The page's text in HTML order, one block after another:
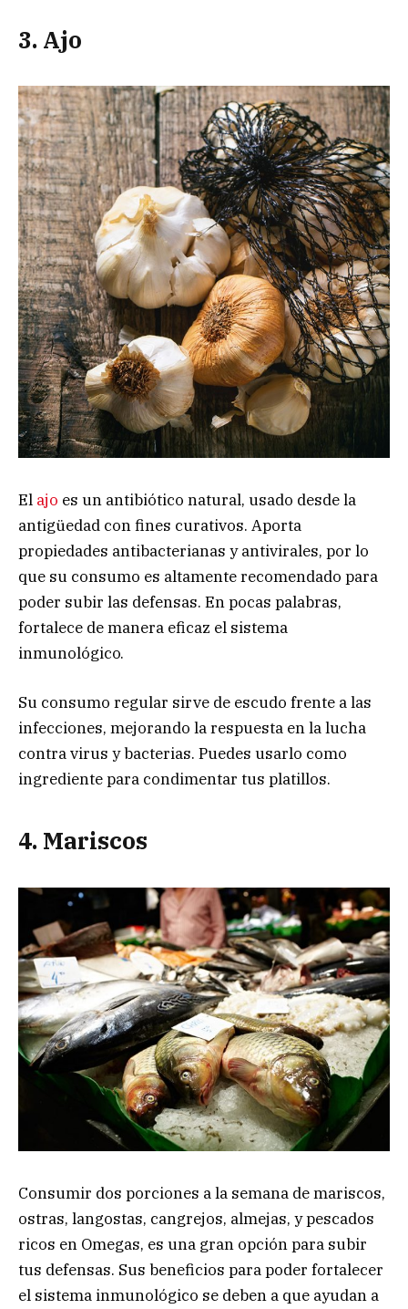
3. Ajo
El ajo es un antibiótico natural, usado desde la
antigüedad con fines curativos. Aporta
propiedades antibacterianas y antivirales, por lo
que su consumo es altamente recomendado para
poder subir las defensas. En pocas palabras,
fortalece de manera eficaz el sistema
inmunológico.
Su consumo regular sirve de escudo frente a las
infecciones, mejorando la respuesta en la lucha
contra virus y bacterias. Puedes usarlo como
ingrediente para condimentar tus platillos.
4. Mariscos
Consumir dos porciones a la semana de mariscos,
ostras, langostas, cangrejos, almejas, y pescados
ricos en Omegas, es una gran opción para subir
tus defensas. Sus beneficios para poder fortalecer
el sistema inmunológico se deben a que ayudan a